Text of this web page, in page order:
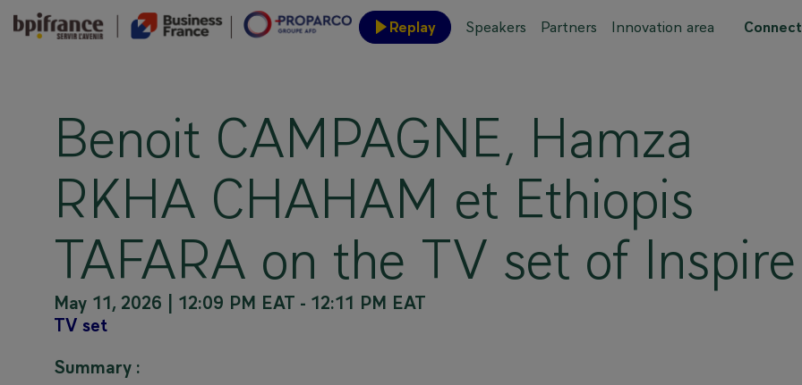
Replay Speakers Partners Innovation area
Benoit CAMPAGNE, Hamza
RKHA CHAHAM et Ethiopis
TAFARA on the TV set of Inspire
May 11, 2026 12:09 PM EAT - 12:11 PM EAT
TV set
Summary :